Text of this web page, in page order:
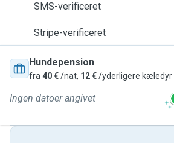
SMS-verificeret
Stripe-verificeret
Hundepension
fra 40 €/nat, 12 €/yderligere kæledyr
Ingen datoer angivet